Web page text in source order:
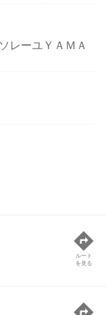
レーユＹＡＭＡ
ルート
を見る